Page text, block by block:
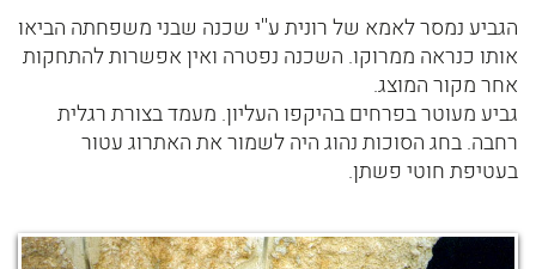
הגביע נמסר לאמא של רונית ע''י שכנה שבני משפחתה הביאו
אותו כנראה ממרוקו. השכנה נפטרה ואין אפשרות להתחקות
אחר מקור המוצג.
גביע מעוטר בפרחים בהיקפו העליון. מעמד בצורת רגלית
רחבה. בחג הסוכות נהוג היה לשמור את האתרוג עטור
בעטיפת חוטי פשתן.